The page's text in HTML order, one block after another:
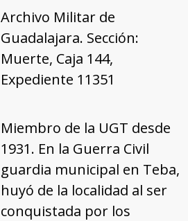
Archivo Militar de
Guadalajara. Sección:
Muerte, Caja 144,
Expediente 11351
Miembro de la UGT desde
1931. En la Guerra Civil
guardia municipal en Teba,
huyó de la localidad al ser
conquistada por los